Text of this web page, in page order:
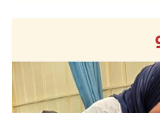
وعمورية جن ...